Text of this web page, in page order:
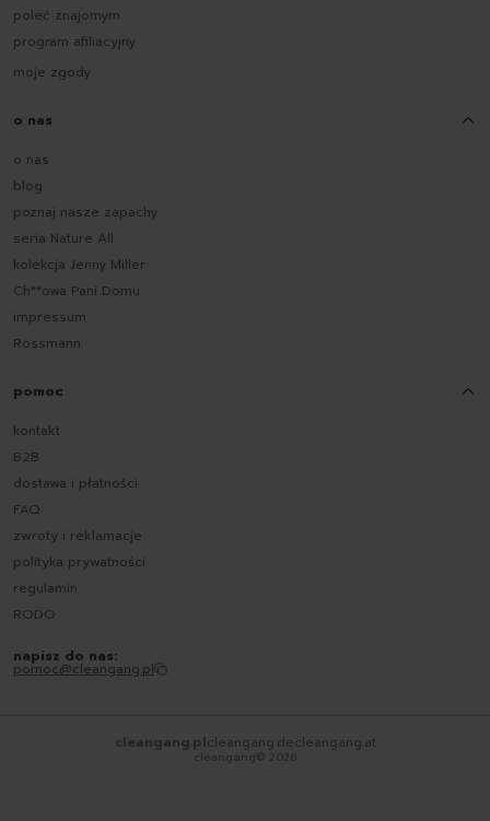
poleć znajomym
program afiliacyjny
moje zgody
o nas
o nas
blog
poznaj nasze zapachy
seria Nature All
kolekcja Jenny Miller
Ch**owa Pani Domu
impressum
Rossmann
pomoc
kontakt
B2B
dostawa i płatności
FAQ
zwroty i reklamacje
polityka prywatności
regulamin
RODO
napisz do nas:
pomoc@cleangang.pl
cleangang.plcleangang.decleangang.at
cleangang© 2026